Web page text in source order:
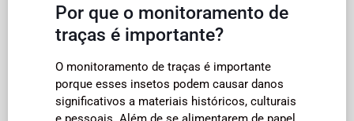
Por que o monitoramento de
traças é importante?
O monitoramento de traças é importante
porque esses insetos podem causar danos
significativos a materiais históricos, culturais